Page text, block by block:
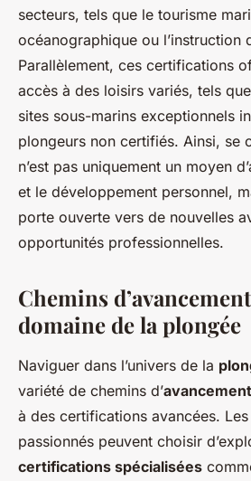
secteurs, tels que le tourisme
océanographique ou l’instruction
Parallèlement, ces certifications
accès à des loisirs variés, tels
sites sous-marins exceptionnels
plongeurs non certifiés. Ainsi, se
n’est pas uniquement un moyen
et le développement personnel,
porte ouverte vers de nouvelles
opportunités professionnelles.
Chemins
domaine de la plongée
Naviguer dans l’univers de la
variété de chemins d’
à des certifications avancées.
passionnés peuvent choisir
certifications spécialisées